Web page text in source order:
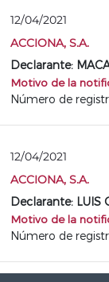
12/04/2021
ACCIONA, S.A.
Declarante:
Motivo de la
Número de
12/04/2021
ACCIONA, S.A.
Declarante: LUIS
Motivo de la
Número de